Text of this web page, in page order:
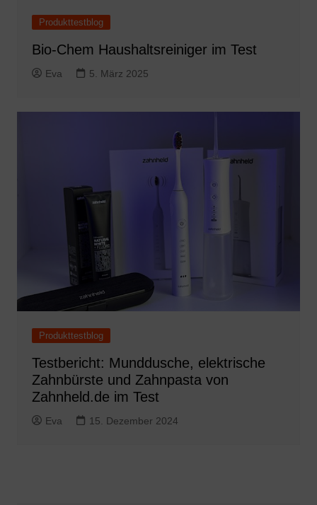
Produkttestblog
Bio-Chem Haushaltsreiniger im Test
Eva 5. März 2025
Produkttestblog
Testbericht: Munddusche, elektrische
Zahnbürste und Zahnpasta von
Zahnheld.de im Test
Eva 15. Dezember 2024